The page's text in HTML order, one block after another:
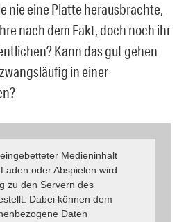
nie eine Platte herausbrachte,
nach dem Fakt, doch noch ihr
Kann das gut gehen
in einer
Medieninhalt
oder Abspielen wird
zu den Servern des
Dabei können dem
Daten